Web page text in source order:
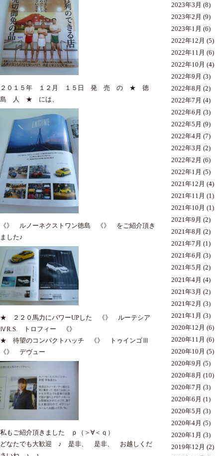
２０１５年 １２月 １５日 発 売 の ★ 徳
島 人 ★ には、
《》 ルノーネクストワン徳島 《》 をご紹介頂き
ました♪
★ ２２０馬力にパワーUPした 《》 ルーテシア
ⅣR.S. トロフィー 《》
★ 待望のコンパクトハッチ 《》 トゥインゴⅢ
《》 デヴュー
私もご紹介頂きました ｐ（＞∀＜ｑ）
どなたでも大歓迎 ♪ 是非、 是非、 お越しくだ
2023年3月 (8)
2023年2月 (9)
2023年1月 (6)
2022年12月 (5)
2022年11月 (6)
2022年10月 (4)
2022年9月 (3)
2022年8月 (2)
2022年7月 (4)
2022年6月 (3)
2022年5月 (9)
2022年4月 (7)
2022年3月 (2)
2022年2月 (6)
2022年1月 (5)
2021年12月 (4)
2021年11月 (1)
2021年10月 (1)
2021年9月 (2)
2021年8月 (2)
2021年7月 (1)
2021年6月 (3)
2021年5月 (2)
2021年4月 (4)
2021年3月 (2)
2021年2月 (3)
2021年1月 (3)
2020年12月 (6)
2020年11月 (6)
2020年10月 (5)
2020年9月 (5)
2020年8月 (10)
2020年7月 (3)
2020年6月 (1)
2020年5月 (3)
2020年4月 (5)
2020年1月 (3)
2019年12月 (2)